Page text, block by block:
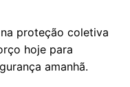
proteção coletiva
hoje para
amanhã.